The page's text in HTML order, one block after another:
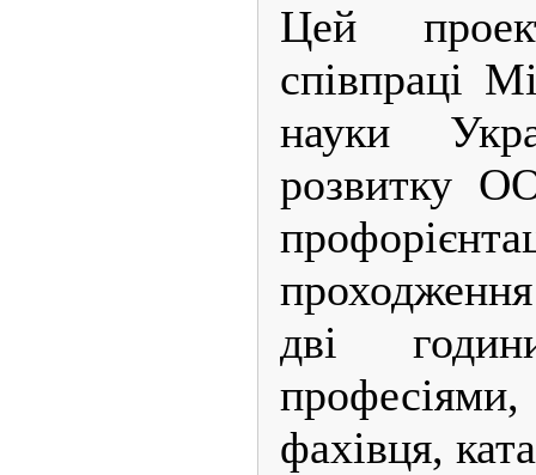
Цей
співпраці
науки
розвитку
дві
фахівця,